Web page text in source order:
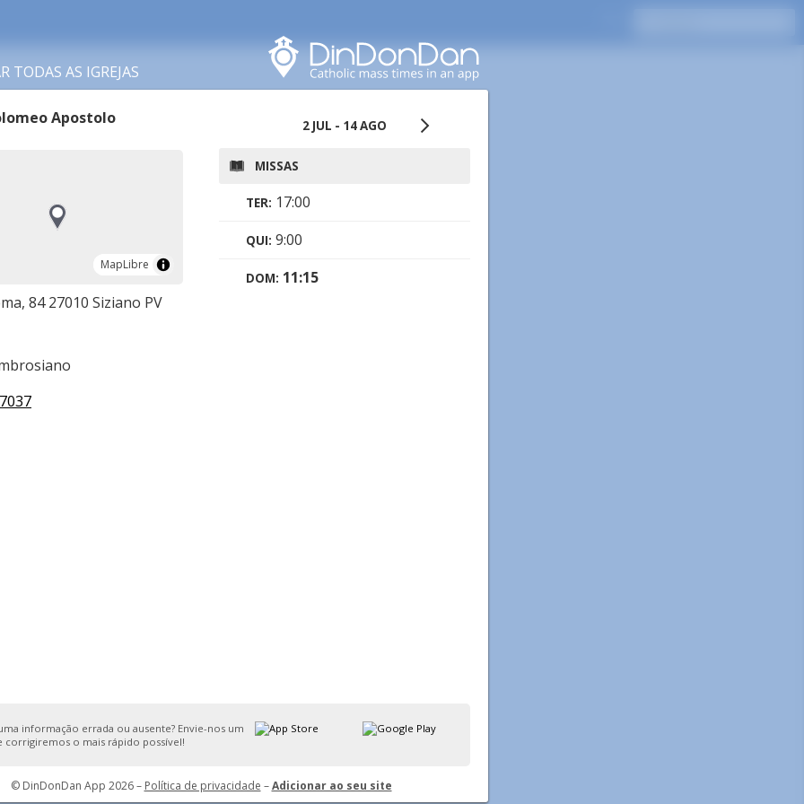
TODAS AS IGREJAS
Apostolo
MapLibre
MapLibre
84 27010 Siziano PV
2 JUL - 14 AGO
MISSAS
TER: 17:00
QUI: 9:00
DOM: 11:15
informação errada ou ausente? Envie-nos um
corrigiremos o mais rápido possível!
© DinDonDan App 2026 – Política de privacidade –Adicionar ao seu site